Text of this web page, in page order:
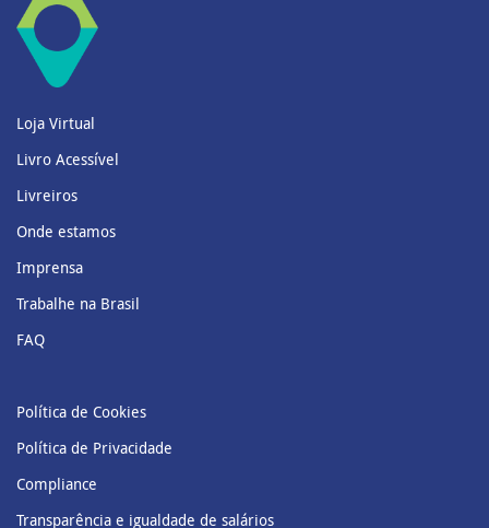
Loja Virtual
Livro Acessível
Livreiros
Onde estamos
Imprensa
Trabalhe na Brasil
FAQ
Política de Cookies
Política de Privacidade
Compliance
Transparência e igualdade de salários